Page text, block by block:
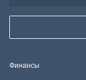
Финансы